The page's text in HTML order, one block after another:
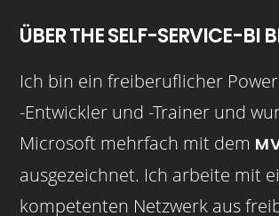
ÜBER THE SELF-SERVICE-BI
Ich bin ein freiberuflicher
-Entwickler und -Trainer und
Microsoft mehrfach mit dem
ausgezeichnet. Ich arbeite mit
kompetenten Netzwerk aus